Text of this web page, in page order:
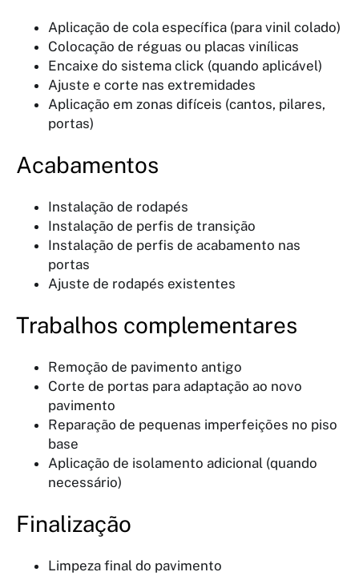
Aplicação de cola específica (para vinil colado)
Colocação de réguas ou placas vinílicas
Encaixe do sistema click (quando aplicável)
Ajuste e corte nas extremidades
Aplicação em zonas difíceis (cantos, pilares,
portas)
Acabamentos
Instalação de rodapés
Instalação de perfis de transição
Instalação de perfis de acabamento nas
portas
Ajuste de rodapés existentes
Trabalhos complementares
Remoção de pavimento antigo
Corte de portas para adaptação ao novo
pavimento
Reparação de pequenas imperfeições no piso
base
Aplicação de isolamento adicional (quando
necessário)
Finalização
Limpeza final do pavimento